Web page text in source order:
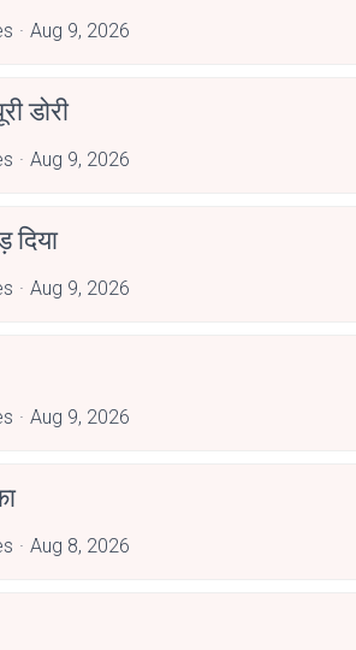
Aug 9, 2026
डोरी
Aug 9, 2026
दिया
Aug 9, 2026
Aug 9, 2026
Aug 8, 2026